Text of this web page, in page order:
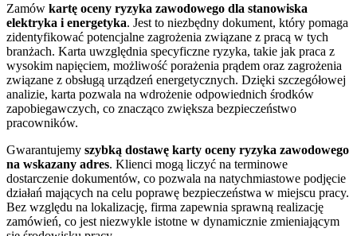
Zamów kartę oceny ryzyka zawodowego dla stanowiska
elektryka i energetyka. Jest to niezbędny dokument, który pomaga
zidentyfikować potencjalne zagrożenia związane z pracą w tych
branżach. Karta uwzględnia specyficzne ryzyka, takie jak praca z
wysokim napięciem, możliwość porażenia prądem oraz zagrożenia
związane z obsługą urządzeń energetycznych. Dzięki szczegółowej
analizie, karta pozwala na wdrożenie odpowiednich środków
zapobiegawczych, co znacząco zwiększa bezpieczeństwo
pracowników.
Gwarantujemy szybką dostawę karty oceny ryzyka zawodowego
na wskazany adres. Klienci mogą liczyć na terminowe
dostarczenie dokumentów, co pozwala na natychmiastowe podjęcie
działań mających na celu poprawę bezpieczeństwa w miejscu pracy.
Bez względu na lokalizację, firma zapewnia sprawną realizację
zamówień, co jest niezwykle istotne w dynamicznie zmieniającym